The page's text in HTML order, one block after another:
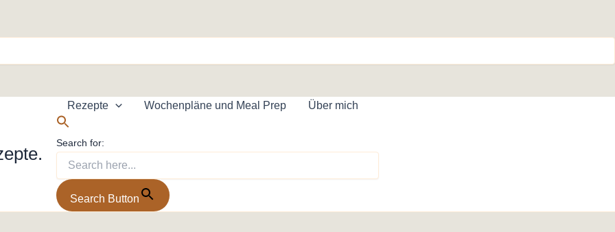
Rezepte Wochenpläne und Meal Prep Über mich
Search for:
Search Button